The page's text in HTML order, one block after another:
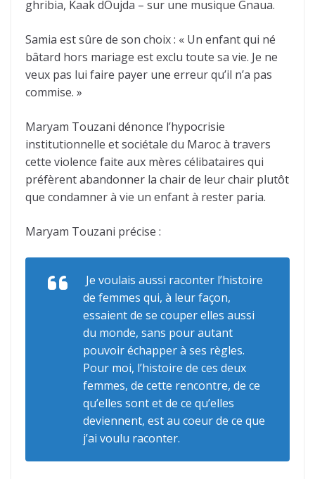
ghribia, Kaak dOujda – sur une musique Gnaua.
Samia est sûre de son choix : « Un enfant qui né
bâtard hors mariage est exclu toute sa vie. Je ne
veux pas lui faire payer une erreur qu’il n’a pas
commise. »
Maryam Touzani dénonce l’hypocrisie
institutionnelle et sociétale du Maroc à travers
cette violence faite aux mères célibataires qui
préfèrent abandonner la chair de leur chair plutôt
que condamner à vie un enfant à rester paria.
Maryam Touzani précise :
Je voulais aussi raconter l’histoire
de femmes qui, à leur façon,
essaient de se couper elles aussi
du monde, sans pour autant
pouvoir échapper à ses règles.
Pour moi, l’histoire de ces deux
femmes, de cette rencontre, de ce
qu’elles sont et de ce qu’elles
deviennent, est au coeur de ce que
j’ai voulu raconter.